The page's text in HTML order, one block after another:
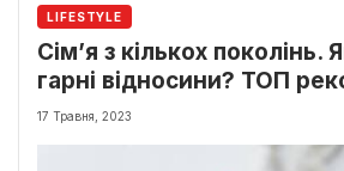
LIFESTYLE
Сім’я з кількох поколінь.
гарні відносини? ТОП
17 Травня, 2023